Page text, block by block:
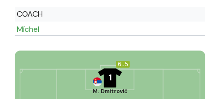
COACH
Míchel
6.5
1
M. Dmitrović